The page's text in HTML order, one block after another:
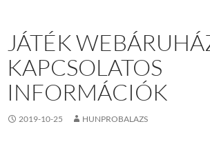
JÁTÉK
KAPCSOLATOS
INFORMÁCIÓK
2019-10-25 HUNPROBALAZS